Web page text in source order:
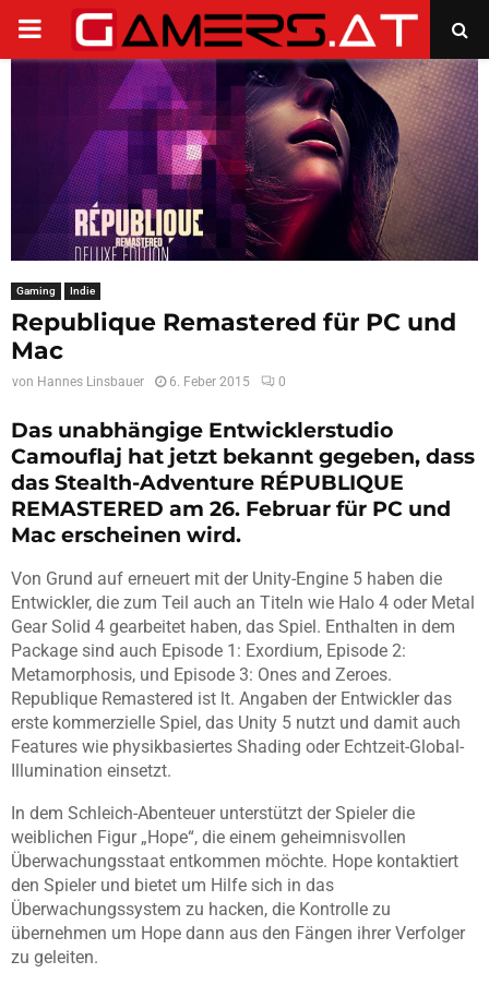
PRIMARY
Gaming Indie
Republique Remastered für PC und
Mac
von Hannes Linsbauer 6. Feber 2015 0
Das unabhängige Entwicklerstudio
Camouflaj hat jetzt bekannt gegeben, dass
das Stealth-Adventure RÉPUBLIQUE
REMASTERED am 26. Februar für PC und
Mac erscheinen wird.
Von Grund auf erneuert mit der Unity-Engine 5 haben die
Entwickler, die zum Teil auch an Titeln wie Halo 4 oder Metal
Gear Solid 4 gearbeitet haben, das Spiel. Enthalten in dem
Package sind auch Episode 1: Exordium, Episode 2:
Metamorphosis, und Episode 3: Ones and Zeroes.
Republique Remastered ist lt. Angaben der Entwickler das
erste kommerzielle Spiel, das Unity 5 nutzt und damit auch
Features wie physikbasiertes Shading oder Echtzeit-Global-
Illumination einsetzt.
In dem Schleich-Abenteuer unterstützt der Spieler die
weiblichen Figur „Hope“, die einem geheimnisvollen
Überwachungsstaat entkommen möchte. Hope kontaktiert
den Spieler und bietet um Hilfe sich in das
Überwachungssystem zu hacken, die Kontrolle zu
übernehmen um Hope dann aus den Fängen ihrer Verfolger
zu geleiten.